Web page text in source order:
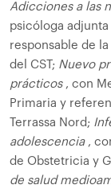
Adicciones a las
psicóloga
responsable de
del CST; Nuevo
prácticos, con
Primaria y
Terrassa Nord;
adolescencia,
de Obstetricia y
de salud